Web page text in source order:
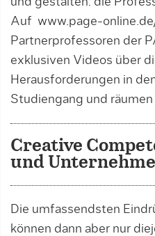
Auf www.page-
Part­ner­professoren der
exklusiven Vi­deos über
Herausforderun­gen in
Studien­gang und
Creative
und
Die umfassendsten
können dann aber nur